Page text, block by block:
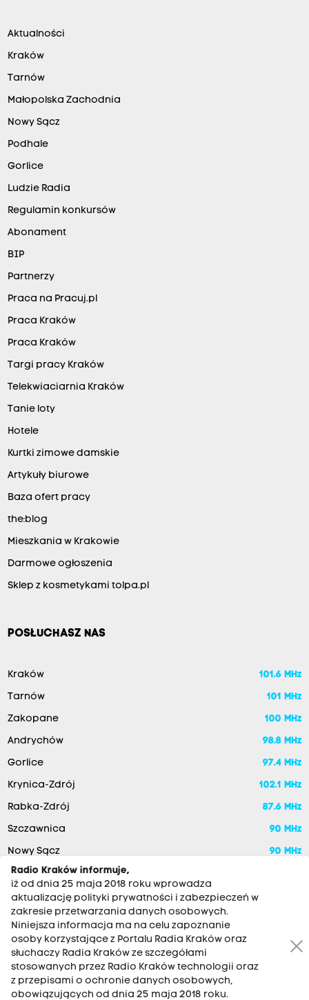
Aktualności
Kraków
Tarnów
Małopolska Zachodnia
Nowy Sącz
Podhale
Gorlice
Ludzie Radia
Regulamin konkursów
Abonament
BIP
Partnerzy
Praca na Pracuj.pl
Praca Kraków
Praca Kraków
Targi pracy Kraków
Telekwiaciarnia Kraków
Tanie loty
Hotele
Kurtki zimowe damskie
Artykuły biurowe
Baza ofert pracy
the:blog
Mieszkania w Krakowie
Darmowe ogłoszenia
Sklep z kosmetykami tolpa.pl
POSŁUCHASZ NAS
Kraków 101.6 MHz
Tarnów 101 MHz
Zakopane 100 MHz
Andrychów 98.8 MHz
Gorlice 97.4 MHz
Krynica-Zdrój 102.1 MHz
Rabka-Zdrój 87.6 MHz
Szczawnica 90 MHz
Nowy Sącz 90 MHz
RADIO KRAKÓW SA. Aleja Juliusza Słowackiego 22, 30-007
Kraków
Radio Kraków informuje,
iż od dnia 25 maja 2018 roku wprowadza
aktualizację polityki prywatności i zabezpieczeń w
zakresie przetwarzania danych osobowych.
Niniejsza informacja ma na celu zapoznanie
osoby korzystające z Portalu Radia Kraków oraz
słuchaczy Radia Kraków ze szczegółami
stosowanych przez Radio Kraków technologii oraz
z przepisami o ochronie danych osobowych,
obowiązujących od dnia 25 maja 2018 roku.